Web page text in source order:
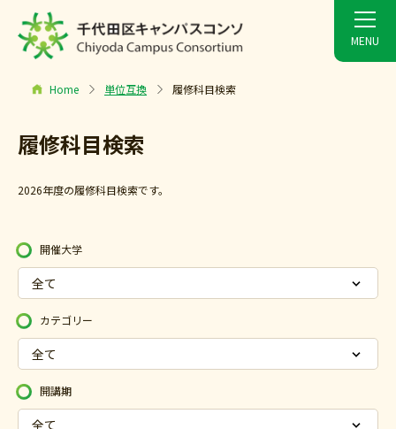
Home 単位互換 履修科目検索
履修科目検索
2026年度の履修科目検索です。
開催大学
カテゴリー
開講期